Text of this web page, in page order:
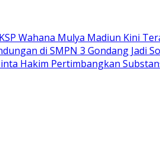
Wahana Mulya Madiun Kini
di SMPN 3 Gondang Jadi
Hakim Pertimbangkan